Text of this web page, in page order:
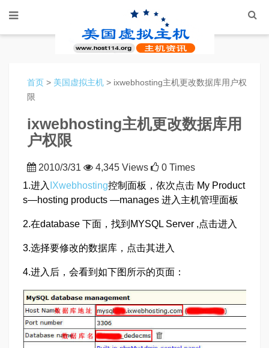
首页 > 美国虚拟主机 > ixwebhosting主机更改数据库用户权
限
ixwebhosting主机更改数据库用
户权限
2010/3/31 4,345 Views
0 Times
1.进入 IXwebhosting控制面板，依次点击 My Product
s—hosting products —manages 进入主机管理面板
2.在database 下面，找到MYSQL Server ,点击进入
3.选择要修改的数据库，点击其进入
4.进入后，会看到如下图所示的页面：